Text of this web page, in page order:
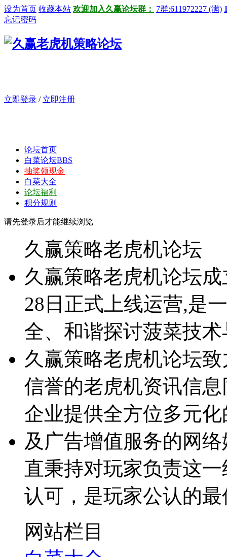
设为首页 收藏本站 欢迎加入久赢论坛群： 7群:611972227 (满)
忘记密码
立即登录 / 立即注册
论坛首页
白菜论坛BBS
抽奖领现金
白菜大全
论坛福利
积分规则
请先登录后才能继续浏览
久赢策略老虎机论坛
久赢策略老虎机论坛成
28日正式上线运营,是
全、和谐探讨菠菜技
久赢策略老虎机论坛
信誉的老虎机资讯信
企业提供全方位多元
及广告增值服务的网
直秉持对玩家负责这
认可，是玩家公认的
网站栏目